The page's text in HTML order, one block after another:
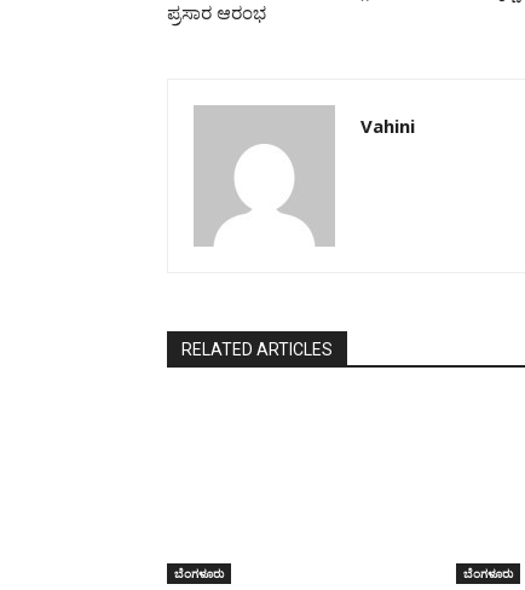
ಪ್ರಸಾರ ಆರಂಭ
Vahini
RELATED ARTICLES
ಬೆಂಗಳೂರು ಬೆಂಗಳೂರು